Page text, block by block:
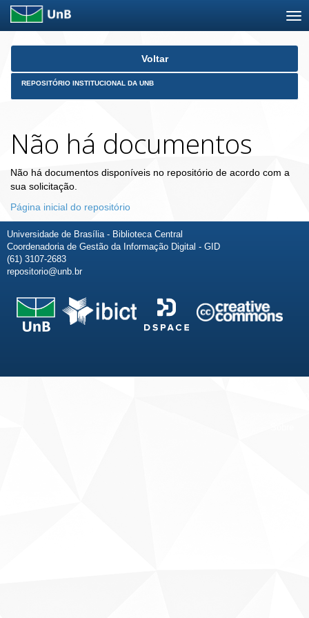
Skip
Voltar
REPOSITÓRIO INSTITUCIONAL DA UNB
Não há documentos
Não há documentos disponíveis no repositório de acordo com a
sua solicitação.
Página inicial do repositório
Universidade de Brasília - Biblioteca Central
Coordenadoria de Gestão da Informação Digital - GID
(61) 3107-2683
repositorio@unb.br